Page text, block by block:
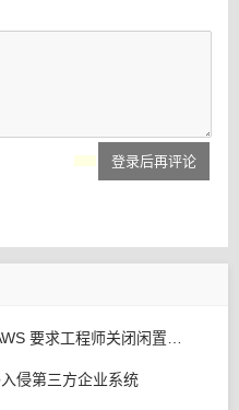
登录后再评论
侵第三方企业系统